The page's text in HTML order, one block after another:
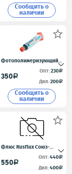
Сообщить o
наличии

Фотополимеризующийс
я лак Mechanic LY-
UVH900
350a
Опт:230a
Дил:200a
Сообщить o
наличии

Флюс Rusflux Союз-
Аполлон 6-412-A (10 г)
550a
Опт:440a
Дил:400a